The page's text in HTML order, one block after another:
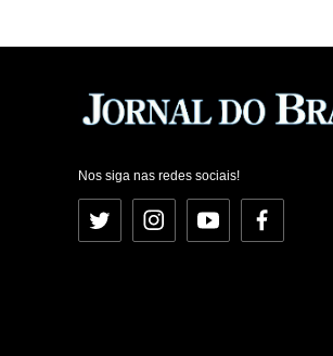
Nos siga nas redes sociais!
Twitter InstagramYouTubeFacebook